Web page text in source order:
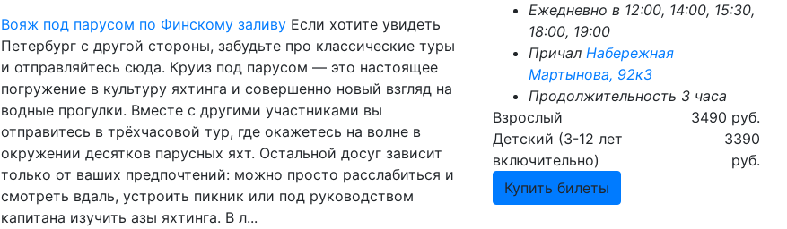
Вояж под парусом по Финскому заливу Если хотите увидеть
Петербург с другой стороны, забудьте про классические туры
и отправляйтесь сюда. Круиз под парусом — это настоящее
погружение в культуру яхтинга и совершенно новый взгляд на
водные прогулки. Вместе с другими участниками вы
отправитесь в трёхчасовой тур, где окажетесь на волне в
окружении десятков парусных яхт. Остальной досуг зависит
только от ваших предпочтений: можно просто расслабиться и
смотреть вдаль, устроить пикник или под руководством
капитана изучить азы яхтинга. В л...
Ежедневно в 12:00, 14:00, 15:30,
18:00, 19:00
Причал Набережная
Мартынова, 92к3
Продолжительность 3 часа
Взрослый
3490 руб.
Детский (3-12 лет
включительно)
3390
руб.
Купить билеты